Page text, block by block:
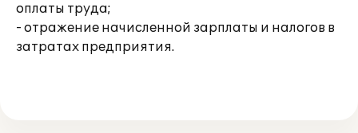
оплаты труда;
- отражение начисленной зарплаты и налогов в
затратах предприятия.